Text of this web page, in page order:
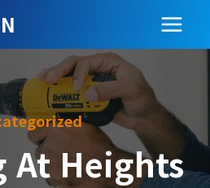
At Heights